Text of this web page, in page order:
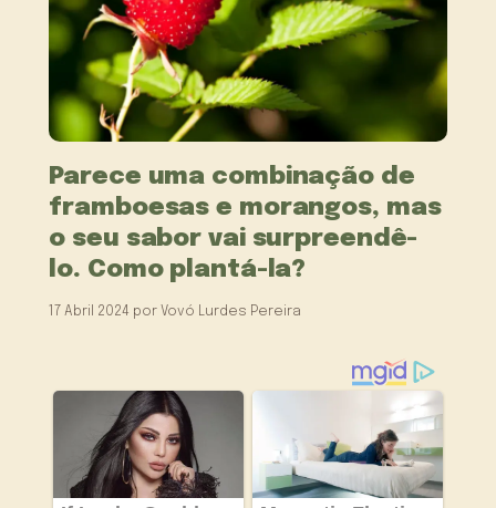
Parece uma combinação de
framboesas e morangos, mas
o seu sabor vai surpreendê-
lo. Como plantá-la?
17 Abril 2024 por Vovó Lurdes Pereira